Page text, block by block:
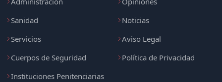
Sanidad
Servicios
Cuerpos de Seguridad
Instituciones Penitenciarias
Noticias
Aviso Legal
Política de Privacidad